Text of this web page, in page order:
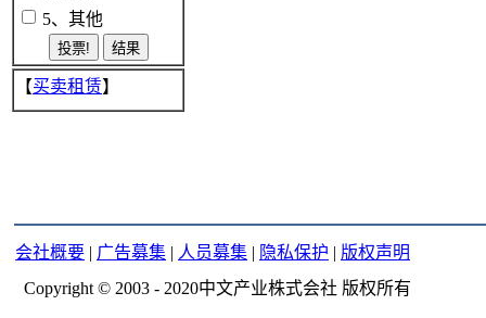
5、其他
【买卖租赁】
会社概要 | 广告募集 | 人员募集 | 隐私保护 | 版权声明
Copyright © 2003 - 2020中文产业株式会社 版权所有